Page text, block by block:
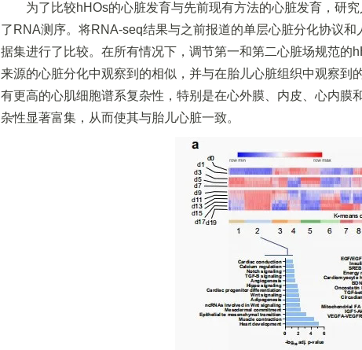
为了比较hHOs的心脏发育与先前现有方法的心脏发育，研
了RNA测序。将RNA-seq结果与之前报道的单层心脏分化协议
据集进行了比较。在所有情况下，调节第一和第二心脏场规范
来源的心脏分化中观察到的相似，并与在胎儿心脏组织中观察
有更高的心肌细胞谱系复杂性，特别是在心外膜、内皮、心内
杂性显著富集，从而使其与胎儿心脏一致。